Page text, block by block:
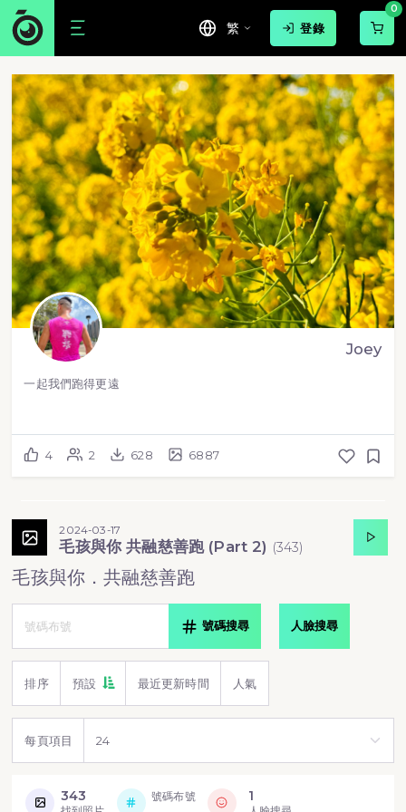
繁 登錄
0
Joey
一起我們跑得更遠
4 2 628 6887
2024-03-17
毛孩與你 共融慈善跑 (Part 2) (343)
毛孩與你．共融慈善跑
號碼搜尋 人臉搜尋
排序 預設 最近更新時間 人氣
每頁項目
343 號碼布號 1